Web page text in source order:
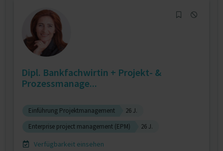
Dipl. Bankfachwirtin + Projekt- &
Prozessmanage...
Einführung Projektmanagement
26 J.
Enterprise project management (EPM)
26 J.
Verfügbarkeit einsehen